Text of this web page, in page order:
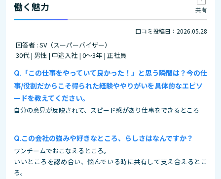
働く魅力
共有
口コミ投稿日：2026.05.28
回答者 : SV（スーパーバイザー）
30代 | 男性 | 中途入社 | 0～3年 | 正社員
「この仕事をやっていて良かった！」と思う瞬間は？今の仕
事/役割だからこそ得られた経験ややりがいを具体的なエピソ
ードを教えてください。
自分の意見が反映されて、スピード感があり仕事をできるところ
この会社の強みや好きなところ、らしさはなんですか？
ワンチームでおこなえるところ。
いいところを認め合い、悩んでいる時に共有して支え合えるとこ
ろ。